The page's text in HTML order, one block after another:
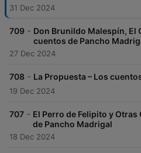
31 Dec 2024
709 - Don Brunildo Malespín, El
cuentos de Pancho
27 Dec 2024
708 - La Propuesta – Los
19 Dec 2024
707 - El Perro de Felipito y Otras
de Pancho Madrigal
18 Dec 2024